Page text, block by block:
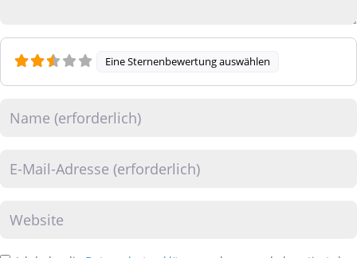
Eine Sternenbewertung auswählen